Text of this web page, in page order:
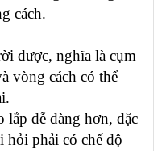
cách.
được, nghĩa là cụm
vòng cách có thể
dễ dàng hơn, đặc
hỏi phải có chế độ